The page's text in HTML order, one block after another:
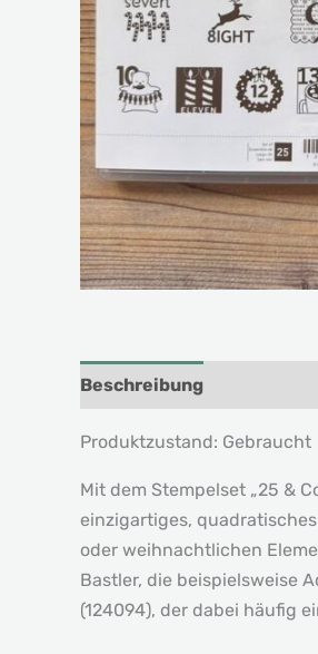
Beschreibung
Produktzustand: Gebraucht
Mit dem Stempelset „25 &
einzigartiges,
oder weihnachtlichen
Bastler, die beispielsweise
(124094), der dabei häufig